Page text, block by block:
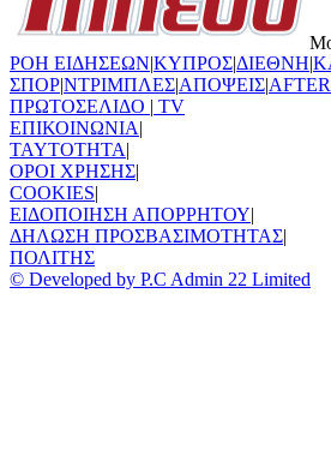
ΡΟΗ ΕΙΔΗΣΕΩΝ|ΚΥΠΡΟΣ|ΔΙΕΘΝΗ|
ΣΠΟΡ|ΝΤΡΙΜΠΛΕΣ|ΑΠΟΨΕΙΣ|
ΠΡΩΤΟΣΕΛΙΔΟ | TV
ΕΠΙΚΟΙΝΩΝΙΑ|
TAYTOTHTA|
ΟΡΟΙ ΧΡΗΣΗΣ|
COOKIES|
ΕΙΔΟΠΟΙΗΣΗ ΑΠΟΡΡΗΤΟΥ|
ΔΗΛΩΣΗ ΠΡΟΣΒΑΣΙΜΟΤΗΤΑΣ|
ΠΟΛΙΤΗΣ
© Developed by P.C Admin 22 Limited